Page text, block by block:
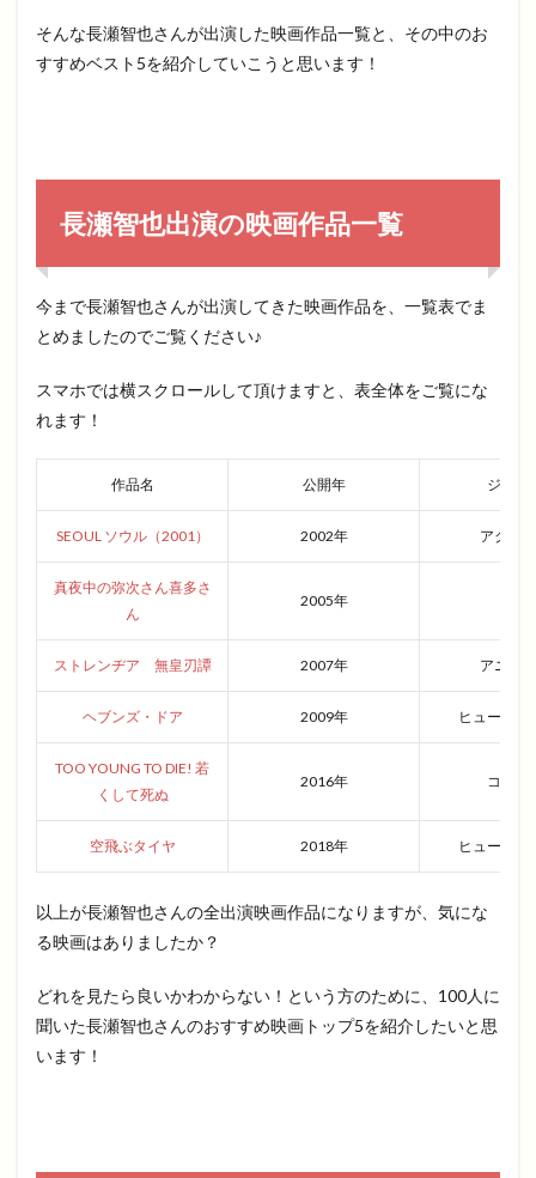
そんな長瀬智也さんが出演した映画作品一覧と、その中のお
すすめベスト5を紹介していこうと思います！
長瀬智也出演の映画作品一覧
今まで長瀬智也さんが出演してきた映画作品を、一覧表でま
とめましたのでご覧ください♪
スマホでは横スクロールして頂けますと、表全体をご覧にな
れます！
作品名 公開年 ジャン
SEOUL ソウル（2001） 2002年 アクシ
真夜中の弥次さん喜多さ
ん
2005年
ストレンヂア 無皇刃譚 2007年 アニメ
ヘブンズ・ドア 2009年 ヒューマン
TOO YOUNG TO DIE! 若
くして死ぬ
2016年 コメデ
空飛ぶタイヤ 2018年 ヒューマン
以上が長瀬智也さんの全出演映画作品になりますが、気にな
る映画はありましたか？
どれを見たら良いかわからない！という方のために、100人に
聞いた長瀬智也さんのおすすめ映画トップ5を紹介したいと思
います！